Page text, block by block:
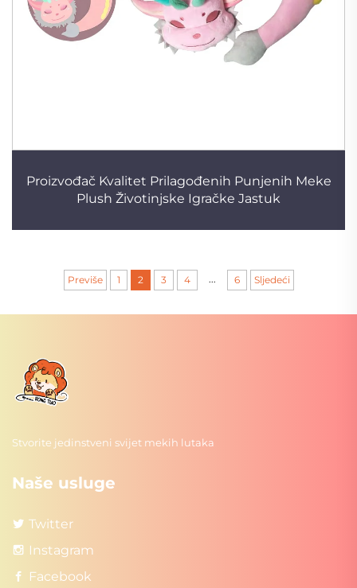
Proizvođač Kvalitet Prilagođenih Punjenih Meke
Plush Životinjske Igračke Jastuk
Previše 1 2 3 4 ... 6 Sljedeći
Stvorite jedinstveni svijet mekih lutaka
Naše usluge
Twitter
Instagram
Facebook